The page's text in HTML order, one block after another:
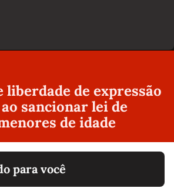
liberdade de expressão
sancionar lei de
de idade
para você